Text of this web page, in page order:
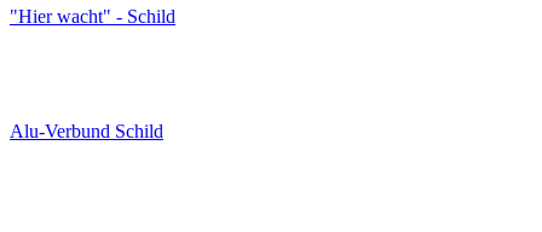
"Hier wacht" - Schild
Alu-Verbund Schild